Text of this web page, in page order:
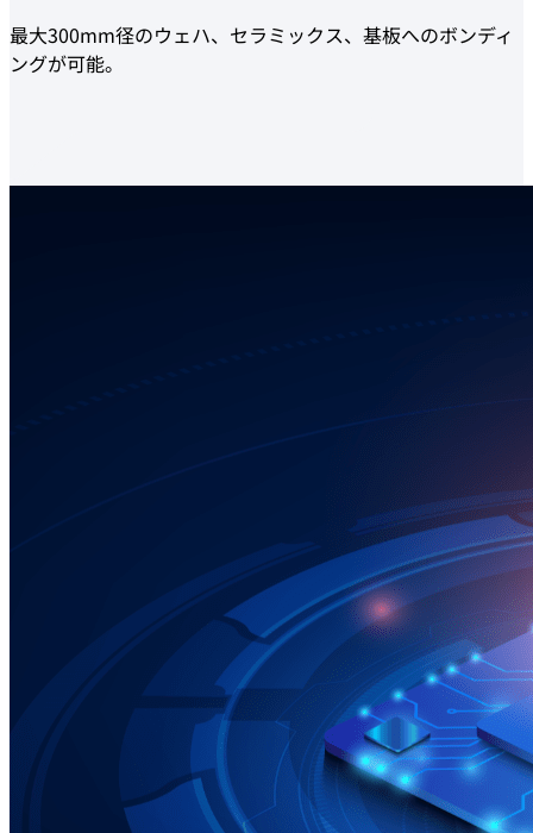
最大300mm径のウェハ、セラミックス、基板へのボンディ
ングが可能。